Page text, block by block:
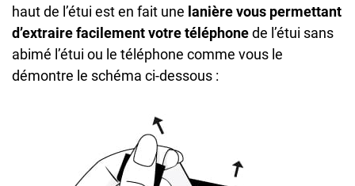
haut de l’étui est en fait une lanière vous permettant
d’extraire facilement votre téléphonede l’étui sans
abimé l’étui ou le téléphone comme vous le
démontre le schéma ci-dessous :